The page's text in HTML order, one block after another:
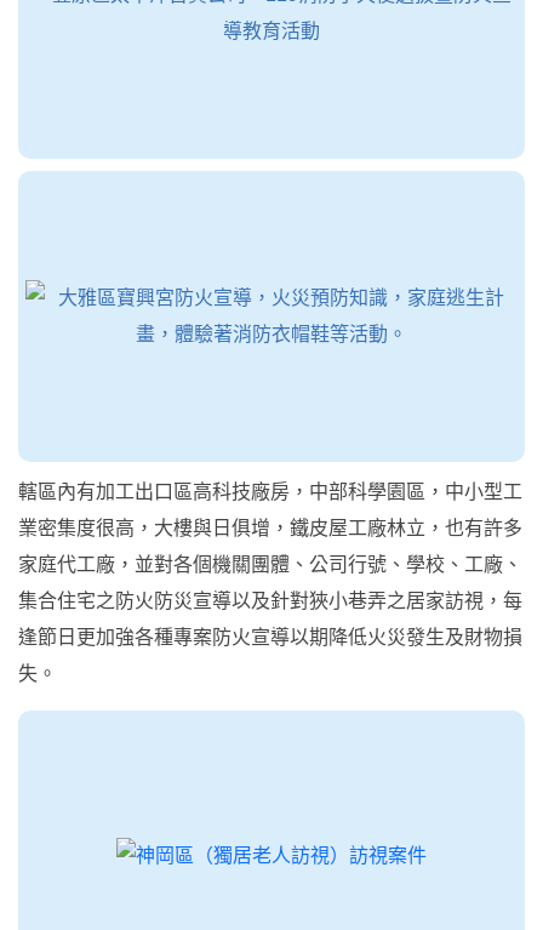
轄區內有加工出口區高科技廠房，中部科學園區，中小型工
業密集度很高，大樓與日俱增，鐵皮屋工廠林立，也有許多
家庭代工廠，並對各個機關團體、公司行號、學校、工廠、
集合住宅之防火防災宣導以及針對狹小巷弄之居家訪視，每
逢節日更加強各種專案防火宣導以期降低火災發生及財物損
失。